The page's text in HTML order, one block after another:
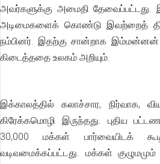
அவர்களுக்கு அமைதி
அடிமைகளைக் கொண்டு இவற்றைத்
நம்பினர். இதற்கு சான்றாக இம்மன்னன்
கிடைத்ததை உலகம் அறியும்.
இக்காலத்தில் கலாச்சார, நிர்வாக,
கிரேக்கமொழி இருந்தது. புதிய
30,000 மக்கள் பார்வையிடக்
வடிவமைக்கப்பட்டது. மக்கள்